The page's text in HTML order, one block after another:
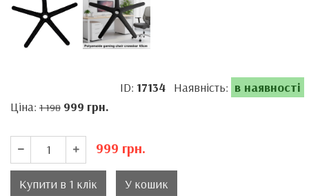
ID: 17134Наявність: в наявності
Ціна: 1 198 999 грн.
999 грн.
Купити в 1 клік У кошик